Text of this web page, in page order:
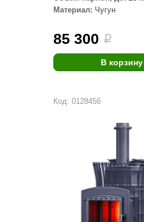
Материал: Чугун
85 300 i
В корзину
Код: 0128456